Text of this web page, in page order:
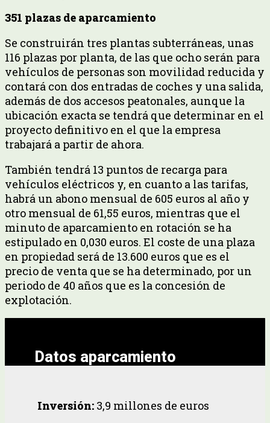
351 plazas de aparcamiento
Se construirán tres plantas subterráneas, unas
116 plazas por planta, de las que ocho serán para
vehículos de personas son movilidad reducida y
contará con dos entradas de coches y una salida,
además de dos accesos peatonales, aunque la
ubicación exacta se tendrá que determinar en el
proyecto definitivo en el que la empresa
trabajará a partir de ahora.
También tendrá 13 puntos de recarga para
vehículos eléctricos y, en cuanto a las tarifas,
habrá un abono mensual de 605 euros al año y
otro mensual de 61,55 euros, mientras que el
minuto de aparcamiento en rotación se ha
estipulado en 0,030 euros. El coste de una plaza
en propiedad será de 13.600 euros que es el
precio de venta que se ha determinado, por un
periodo de 40 años que es la concesión de
explotación.
Datos aparcamiento
Inversión: 3,9 millones de euros